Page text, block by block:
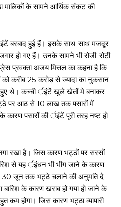
मालिकों के सामने आर्थिक संकट की
बरबाद हुई हैं। इसके साथ-साथ मजदूर
हो गए हैं। उनके सामने भी रोजी-रोटी
प्रवक्ता अजय मित्तल का कहना है कि
को करीब 25 करोड़ से ज्यादा का नुकसान
थे। कच्ची र्इंटें खुले खेतों मे बनाकर
पर आठ से 10 लाख तक पसारों में
कारण पसारों की र्इंटें पूरी तरह नष्ट हो
रखा है। जिस कारण भट्ठों पर सरसों
से यह र्इंधन भी भीग जाने के कारण
30 जून तक भट्ठे चलाने की अनुमति दे
के कारण खराब हो गया हो जाने के
कम होगा। जिस कारण भट्ठा व्यापारी